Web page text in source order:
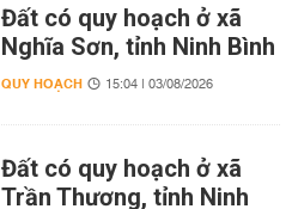
Đất có quy hoạch ở xã
Nghĩa Sơn, tỉnh Ninh Bình
QUY HOẠCH 15:04 | 03/08/2026
Đất có quy hoạch ở xã
Trần Thương, tỉnh Ninh